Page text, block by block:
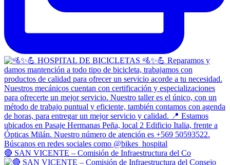
🔴 SAN VICENTE – Comisión de Infraestructura del Co